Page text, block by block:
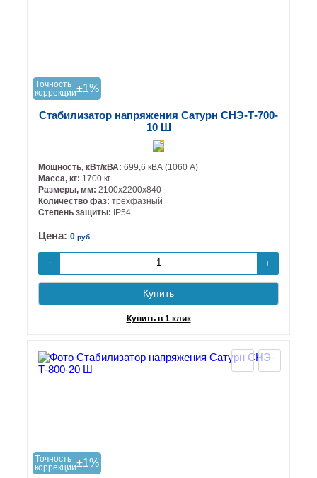
Tочность
коррекции±1%
Стабилизатор напряжения Сатурн СНЭ-Т-700-
10 Ш
Мощность, кВт/кВА: 699,6 кВА (1060 А)
Масса, кг: 1700 кг
Размеры, мм: 2100х2200х840
Количество фаз: трехфазный
Степень защиты: IP54
Цена: 0 руб.
- +
Купить
Купить в 1 клик
Tочность
коррекции±1%